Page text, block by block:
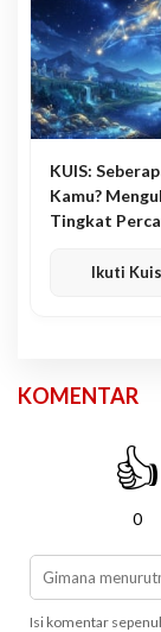
KUIS:
Kamu?
Tingkat
Ikuti
KOMENTAR
👍
0
Isi komentar